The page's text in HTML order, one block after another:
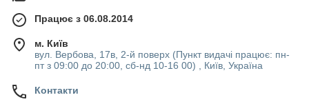
Працює з 06.08.2014
м. Київ
вул. Вербова, 17в, 2-й поверх (Пункт видачі працює: пн-
пт з 09:00 до 20:00, сб-нд 10-16 00) , Київ, Україна
Контакти